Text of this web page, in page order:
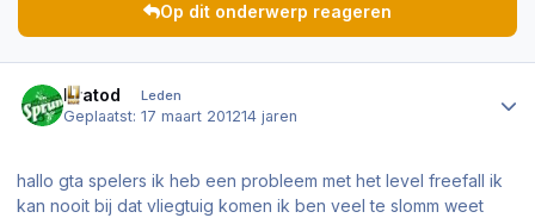
Op dit onderwerp reageren
Kratod Leden
Geplaatst:17 maart 201214 jaren
hallo gta spelers ik heb een probleem met het level freefall ik
kan nooit bij dat vliegtuig komen ik ben veel te slomm weet